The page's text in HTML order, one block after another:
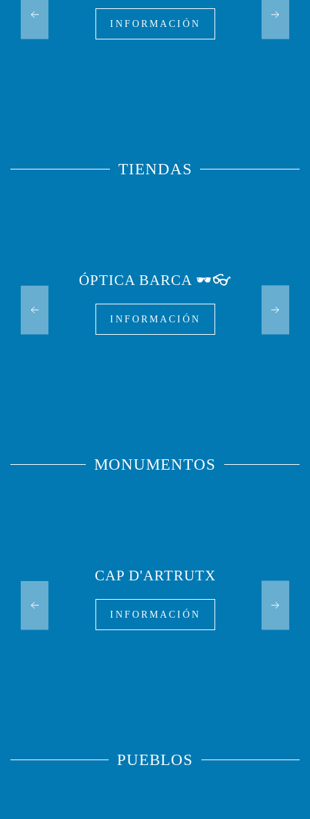
INFORMACIÓN
TIENDAS
ÓPTICA BARCA 🕶️👓
INFORMACIÓN
MONUMENTOS
CAP D'ARTRUTX
INFORMACIÓN
PUEBLOS